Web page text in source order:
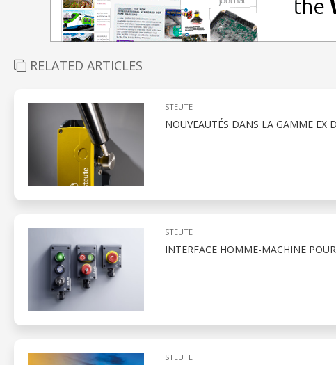
RELATED ARTICLES
STEUTE
NOUVEAUTÉS DANS LA GAMME EX
STEUTE
INTERFACE HOMME-MACHINE
STEUTE